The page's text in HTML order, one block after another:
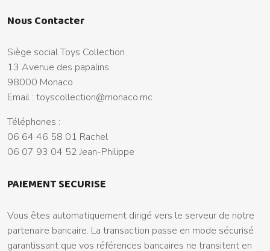
Nous Contacter
Siège social Toys Collection
13 Avenue des papalins
98000 Monaco
Email : toyscollection@monaco.mc
Téléphones :
06 64 46 58 01 Rachel
06 07 93 04 52 Jean-Philippe
PAIEMENT SECURISE
Vous êtes automatiquement dirigé vers le serveur de notre
partenaire bancaire. La transaction passe en mode sécurisé
garantissant que vos références bancaires ne transitent en